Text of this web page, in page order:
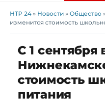
НТР 24 » Новости » Общество
изменится стоимость
С 1 сентября
стоимость
питания